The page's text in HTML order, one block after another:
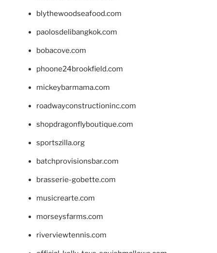
blythewoodseafood.com
paolosdelibangkok.com
bobacove.com
phoone24brookfield.com
mickeybarmama.com
roadwayconstructioninc.com
shopdragonflyboutique.com
sportszilla.org
batchprovisionsbar.com
brasserie-gobette.com
musicrearte.com
morseysfarms.com
riverviewtennis.com